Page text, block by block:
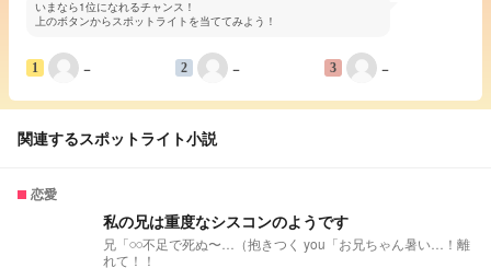
いまなら1位になれるチャンス！
上のボタンからスポットライトを当ててみよう！
1 − 2 − 3 −
関連するスポットライト小説
恋愛
私の兄は重度なシスコンのようです
兄「𓏸𓏸不足で死ぬ〜…（抱きつく you「お兄ちゃん暑い…！離
れて！！